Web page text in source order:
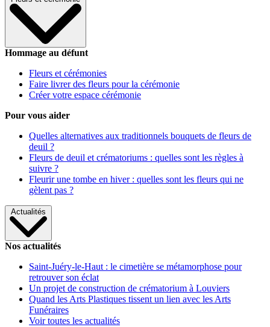
Hommage au défunt
Fleurs et cérémonies
Faire livrer des fleurs pour la cérémonie
Créer votre espace cérémonie
Pour vous aider
Quelles alternatives aux traditionnels bouquets de fleurs de
deuil ?
Fleurs de deuil et crématoriums : quelles sont les règles à
suivre ?
Fleurir une tombe en hiver : quelles sont les fleurs qui ne
gèlent pas ?
Actualités
Nos actualités
Saint-Juéry-le-Haut : le cimetière se métamorphose pour
retrouver son éclat
Un projet de construction de crématorium à Louviers
Quand les Arts Plastiques tissent un lien avec les Arts
Funéraires
Voir toutes les actualités